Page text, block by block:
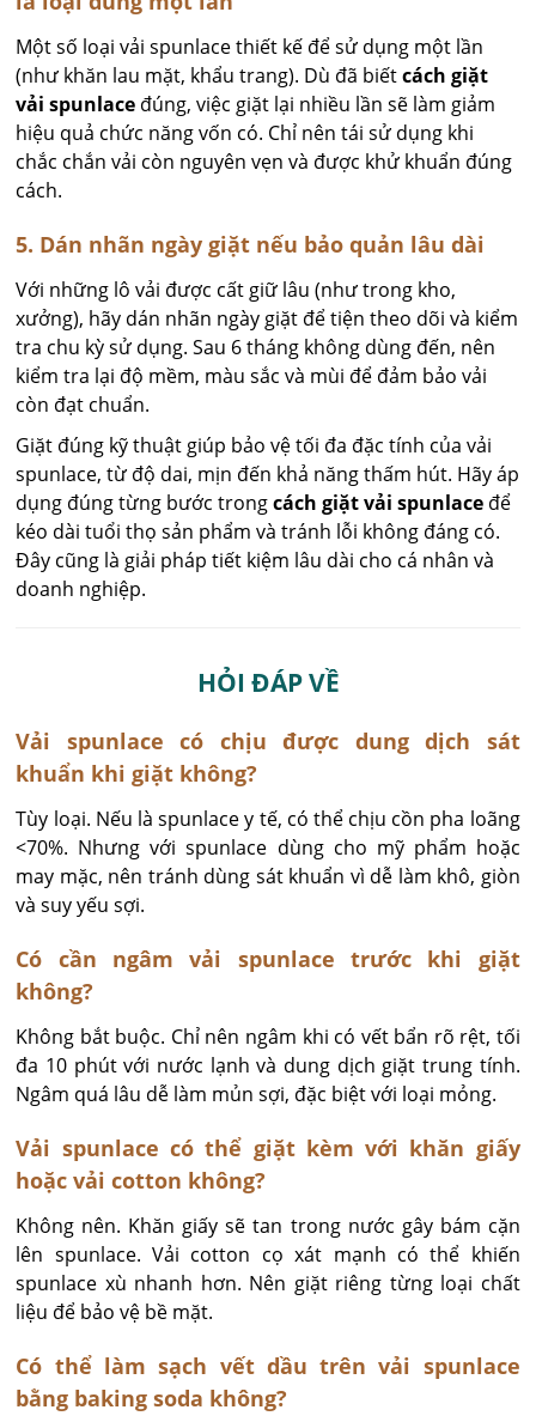
Một số loại vải spunlace thiết kế để sử dụng một lần
(như khăn lau mặt, khẩu trang). Dù đã biếtcách giặt
vải spunlace đúng, việc giặt lại nhiều lần sẽ làm giảm
hiệu quả chức năng vốn có. Chỉ nên tái sử dụng khi
chắc chắn vải còn nguyên vẹn và được khử khuẩn đúng
cách.
5. Dán nhãn ngày giặt nếu bảo quản lâu dài
Với những lô vải được cất giữ lâu (như trong kho,
xưởng), hãy dán nhãn ngày giặt để tiện theo dõi và kiểm
tra chu kỳ sử dụng. Sau 6 tháng không dùng đến, nên
kiểm tra lại độ mềm, màu sắc và mùi để đảm bảo vải
còn đạt chuẩn.
Giặt đúng kỹ thuật giúp bảo vệ tối đa đặc tính của vải
spunlace, từ độ dai, mịn đến khả năng thấm hút. Hãy áp
dụng đúng từng bước trongcách giặt vải spunlace để
kéo dài tuổi thọ sản phẩm và tránh lỗi không đáng có.
Đây cũng là giải pháp tiết kiệm lâu dài cho cá nhân và
doanh nghiệp.
HỎI ĐÁP VỀ
Vải spunlace có chịu được dung dịch sát
khuẩn khi giặt không?
Tùy loại. Nếu là spunlace y tế, có thể chịu cồn pha loãng
<70%. Nhưng với spunlace dùng cho mỹ phẩm hoặc
may mặc, nên tránh dùng sát khuẩn vì dễ làm khô, giòn
và suy yếu sợi.
Có cần ngâm vải spunlace trước khi giặt
không?
Không bắt buộc. Chỉ nên ngâm khi có vết bẩn rõ rệt, tối
đa 10 phút với nước lạnh và dung dịch giặt trung tính.
Ngâm quá lâu dễ làm mủn sợi, đặc biệt với loại mỏng.
Vải spunlace có thể giặt kèm với khăn giấy
hoặc vải cotton không?
Không nên. Khăn giấy sẽ tan trong nước gây bám cặn
lên spunlace. Vải cotton cọ xát mạnh có thể khiến
spunlace xù nhanh hơn. Nên giặt riêng từng loại chất
liệu để bảo vệ bề mặt.
Có thể làm sạch vết dầu trên vải spunlace
bằng baking soda không?